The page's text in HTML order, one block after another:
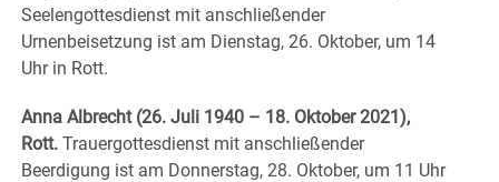
Seelengottesdienst mit anschließender
Urnenbeisetzung ist am Dienstag, 26. Oktober, um 14
Uhr in Rott.
Anna Albrecht (26. Juli 1940 – 18. Oktober 2021),
Rott. Trauergottesdienst mit anschließender
Beerdigung ist am Donnerstag, 28. Oktober, um 11 Uhr